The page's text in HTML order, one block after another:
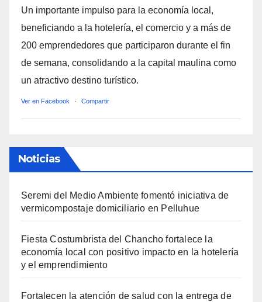
Un importante impulso para la economía local,
beneficiando a la hotelería, el comercio y a más de
200 emprendedores que participaron durante el fin
de semana, consolidando a la capital maulina como
un atractivo destino turístico.
Ver en Facebook · Compartir
Noticias
Seremi del Medio Ambiente fomentó iniciativa de
vermicompostaje domiciliario en Pelluhue
Fiesta Costumbrista del Chancho fortalece la
economía local con positivo impacto en la hotelería
y el emprendimiento
Fortalecen la atención de salud con la entrega de